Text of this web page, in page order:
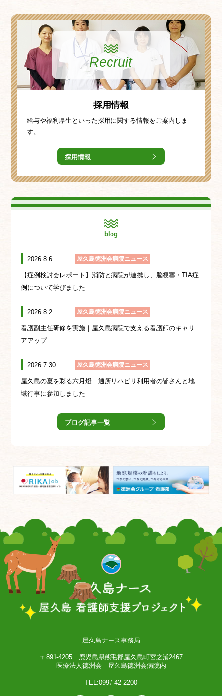
Recruit
採用情報
給与や福利厚生といった採用に関する情報をご案内しま
す。
採用情報
blog
2026.8.6 屋久島徳洲会病院ニュース
【症例検討会レポート】消防と病院が連携し、脳梗塞・TIA症
例について学びました
2026.8.2 屋久島徳洲会病院ニュース
看護副主任研修を実施｜屋久島病院で支える看護師のキャリ
アアップ
2026.7.30 屋久島徳洲会病院ニュース
屋久島の夏を彩る六月燈｜通所リハビリ利用者の皆さんと地
域行事に参加しました
ブログ記事一覧
屋久島ナース事務局
〒891-4205 鹿児島県熊毛郡屋久島町宮之浦2467
医療法人徳洲会 屋久島徳洲会病院内
TEL:0997-42-2200